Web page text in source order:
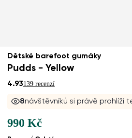
Dětské barefoot gumáky
Pudds - Yellow
4.93139 recenzí
8návštěvníků si právě prohlíží
990 Kč